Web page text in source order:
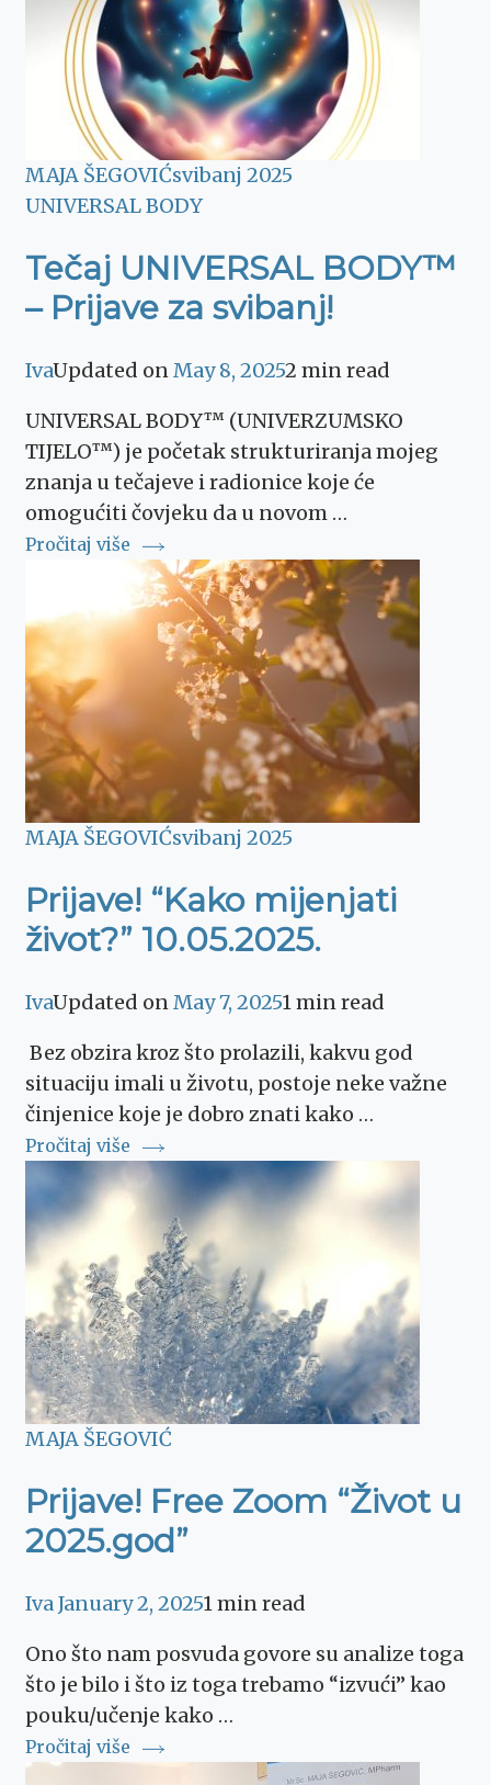
MAJA ŠEGOVIĆsvibanj 2025
UNIVERSAL BODY
Tečaj UNIVERSAL BODY™
– Prijave za svibanj!
IvaUpdated onMay 8, 20252 min read
UNIVERSAL BODY™ (UNIVERZUMSKO
TIJELO™) je početak strukturiranja mojeg
znanja u tečajeve i radionice koje će
omogućiti čovjeku da u novom …
Pročitaj više
MAJA ŠEGOVIĆsvibanj 2025
Prijave! “Kako mijenjati
život?” 10.05.2025.
IvaUpdated onMay 7, 20251 min read
Bez obzira kroz što prolazili, kakvu god
situaciju imali u životu, postoje neke važne
činjenice koje je dobro znati kako …
Pročitaj više
MAJA ŠEGOVIĆ
Prijave! Free Zoom “Život u
2025.god”
IvaJanuary 2, 20251 min read
Ono što nam posvuda govore su analize toga
što je bilo i što iz toga trebamo “izvući” kao
pouku/učenje kako …
Pročitaj više